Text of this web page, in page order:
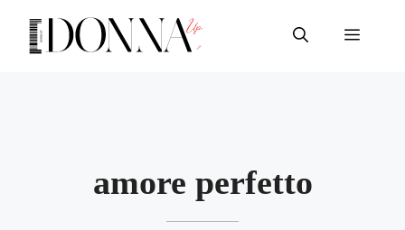
contenuto
Menu
amore perfetto